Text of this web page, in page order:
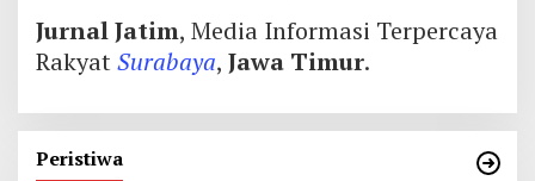
Jurnal Jatim, Media Informasi Terpercaya
RakyatSurabaya, Jawa Timur.
Peristiwa